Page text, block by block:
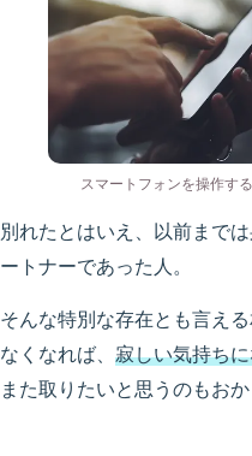
スマートフォンを操作す
別れたとはいえ、以前まで
ートナーであった人。
そんな特別な存在とも言え
なくなれば、 寂しい気持ち
また取りたいと思うのもお